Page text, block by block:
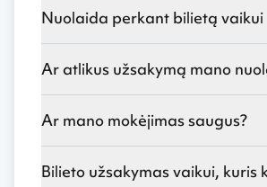
Nuolaida perkant bilietą vaikui
Ar atlikus užsakymą mano
Ar mano mokėjimas saugus?
Bilieto užsakymas vaikui, kuris